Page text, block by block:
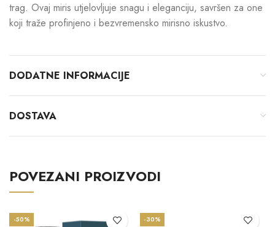
trag. Ovaj miris utjelovljuje snagu i eleganciju, savršen za one
koji traže profinjeno i bezvremensko mirisno iskustvo.
DODATNE INFORMACIJE
DOSTAVA
POVEZANI PROIZVODI
-50% -30%